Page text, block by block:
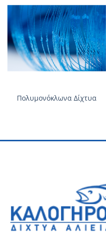
Πολυμονόκλωνα Δίχτυα